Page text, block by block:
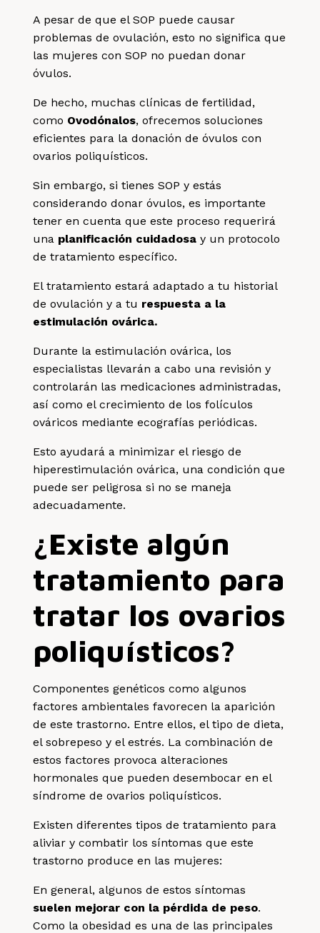
A pesar de que el SOP puede causar
problemas de ovulación, esto no significa que
las mujeres con SOP no puedan donar
óvulos.
De hecho, muchas clínicas de fertilidad,
como Ovodónalos, ofrecemos soluciones
eficientes para la donación de óvulos con
ovarios poliquísticos.
Sin embargo, si tienes SOP y estás
considerando donar óvulos, es importante
tener en cuenta que este proceso requerirá
una planificación cuidadosa y un protocolo
de tratamiento específico.
El tratamiento estará adaptado a tu historial
de ovulación y a tu respuesta a la
estimulación ovárica.
Durante la estimulación ovárica, los
especialistas llevarán a cabo una revisión y
controlarán las medicaciones administradas,
así como el crecimiento de los folículos
ováricos mediante ecografías periódicas.
Esto ayudará a minimizar el riesgo de
hiperestimulación ovárica, una condición que
puede ser peligrosa si no se maneja
adecuadamente.
¿Existe algún
tratamiento para
tratar los ovarios
poliquísticos?
Componentes genéticos como algunos
factores ambientales favorecen la aparición
de este trastorno. Entre ellos, el tipo de dieta,
el sobrepeso y el estrés. La combinación de
estos factores provoca alteraciones
hormonales que pueden desembocar en el
síndrome de ovarios poliquísticos.
Existen diferentes tipos de tratamiento para
aliviar y combatir los síntomas que este
trastorno produce en las mujeres:
En general, algunos de estos síntomas
suelen mejorar con la pérdida de peso.
Como la obesidad es una de las principales